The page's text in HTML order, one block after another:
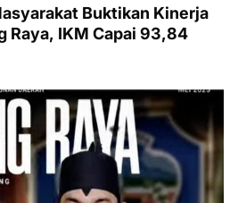
Buktikan Kinerja
Raya, IKM Capai 93,84